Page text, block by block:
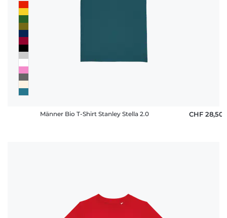
Männer Bio T-Shirt Stanley Stella 2.0 CHF 28,50